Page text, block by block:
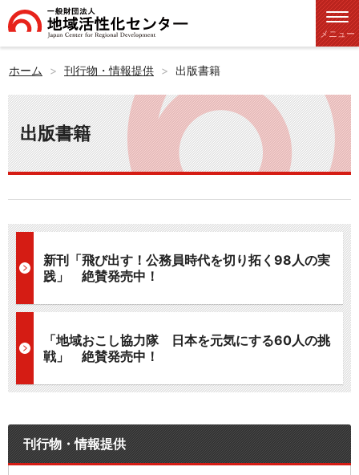
メニュー
ホーム 刊行物・情報提供 出版書籍
出版書籍
新刊「飛び出す！公務員時代を切り拓く98人の実
践」 絶賛発売中！
「地域おこし協力隊 日本を元気にする60人の挑
戦」 絶賛発売中！
刊行物・情報提供